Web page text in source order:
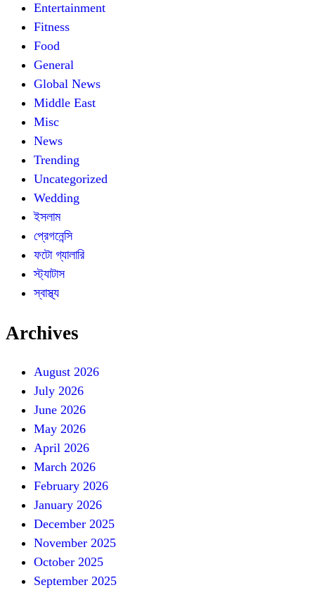
Entertainment
Fitness
Food
General
Global News
Middle East
Misc
News
Trending
Uncategorized
Wedding
ইসলাম
প্রেগনেন্সি
ফটো গ্যালারি
স্ট্যাটাস
স্বাস্থ্য
Archives
August 2026
July 2026
June 2026
May 2026
April 2026
March 2026
February 2026
January 2026
December 2025
November 2025
October 2025
September 2025